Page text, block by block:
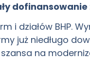
dofinansowanie
i działów BHP.
już niedługo
na